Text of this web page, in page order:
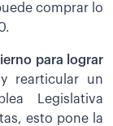
comprar lo
para lograr
rearticular un
Legislativa
esto pone la